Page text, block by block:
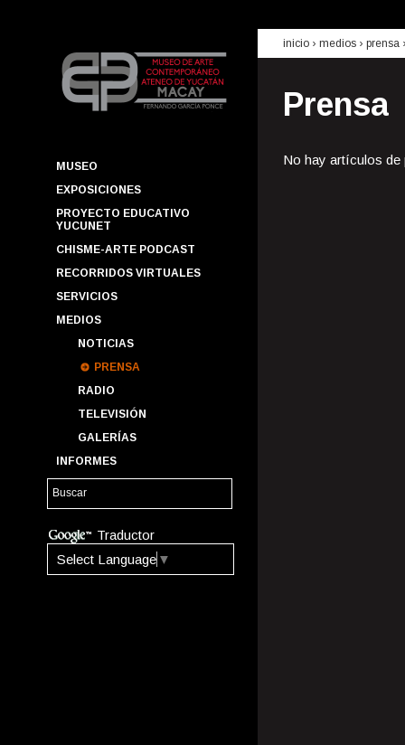
MUSEO
EXPOSICIONES
PROYECTO EDUCATIVO
YUCUNET
CHISME-ARTE PODCAST
RECORRIDOS VIRTUALES
SERVICIOS
MEDIOS
NOTICIAS
PRENSA
RADIO
TELEVISIÓN
GALERÍAS
INFORMES
Traductor
Select Language ▼
inicio › medios › prensa
Prensa
No hay artículos de